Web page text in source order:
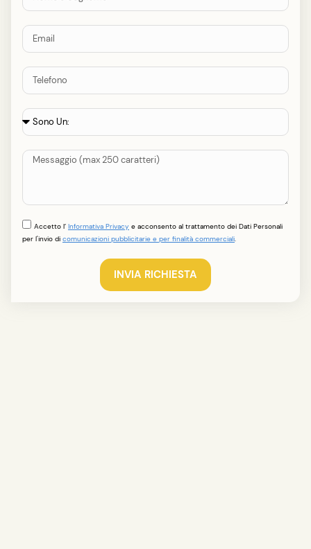
Accetto l’ Informativa Privacy e acconsento al trattamento dei Dati Personali
per l'invio di comunicazioni pubblicitarie e per finalità commerciali.
INVIA RICHIESTA